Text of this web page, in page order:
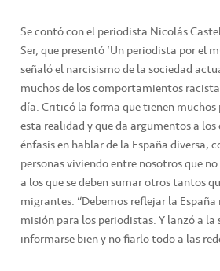
Se contó con el periodista Nicolás
Ser, que presentó ‘Un periodista por el
señaló el narcisismo de la sociedad
muchos de los comportamientos
día. Criticó la forma que tienen
esta realidad y que da argumentos a
énfasis en hablar de la España diversa,
personas viviendo entre nosotros que
a los que se deben sumar otros tantos
migrantes. “Debemos reflejar la
misión para los periodistas. Y lanzó a la
informarse bien y no fiarlo todo a las